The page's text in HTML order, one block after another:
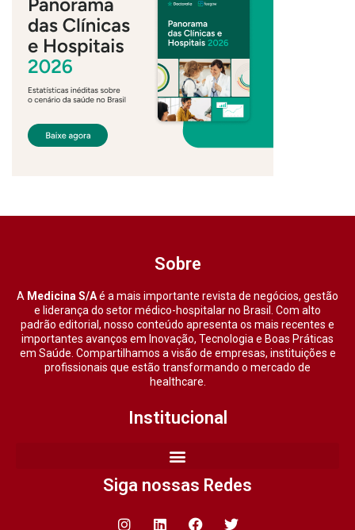
Sobre
A Medicina S/Aé a mais importante revista de negócios, gestão
e liderança do setor médico-hospitalar no Brasil. Com alto
padrão editorial, nosso conteúdo apresenta os mais recentes e
importantes avanços em Inovação, Tecnologia e Boas Práticas
em Saúde. Compartilhamos a visão de empresas, instituições e
profissionais que estão transformando o mercado de
healthcare.
Institucional
Siga nossas Redes